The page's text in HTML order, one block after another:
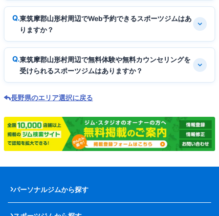
東筑摩郡山形村周辺でWeb予約できるスポーツジムはあ
りますか？
東筑摩郡山形村周辺で無料体験や無料カウンセリングを
受けられるスポーツジムはありますか？
長野県のエリア選択に戻る
パーソナルジムから探す